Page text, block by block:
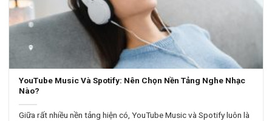
YouTube Music Và Spotify: Nên Chọn Nền Tảng Nghe Nhạc
Nào?
Giữa rất nhiều nền tảng hiện có, YouTube Music và Spotify luôn là